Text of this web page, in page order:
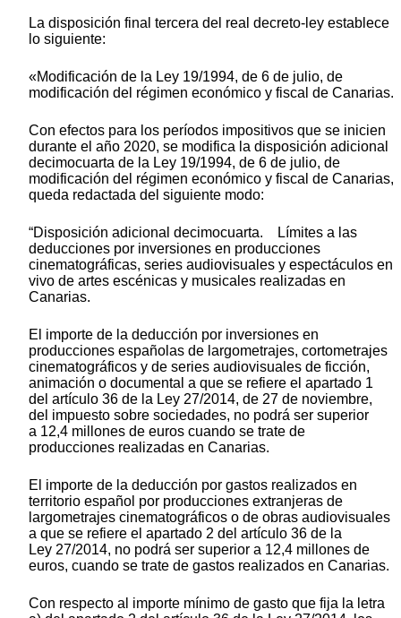
La disposición final tercera del real decreto-ley establece
lo siguiente:
«Modificación de la Ley 19/1994, de 6 de julio, de
modificación del régimen económico y fiscal de Canarias.
Con efectos para los períodos impositivos que se inicien
durante el año 2020, se modifica la disposición adicional
decimocuarta de la Ley 19/1994, de 6 de julio, de
modificación del régimen económico y fiscal de Canarias,
queda redactada del siguiente modo:
“Disposición adicional decimocuarta. Límites a las
deducciones por inversiones en producciones
cinematográficas, series audiovisuales y espectáculos en
vivo de artes escénicas y musicales realizadas en
Canarias.
El importe de la deducción por inversiones en
producciones españolas de largometrajes, cortometrajes
cinematográficos y de series audiovisuales de ficción,
animación o documental a que se refiere el apartado 1
del artículo 36 de la Ley 27/2014, de 27 de noviembre,
del impuesto sobre sociedades, no podrá ser superior
a 12,4 millones de euros cuando se trate de
producciones realizadas en Canarias.
El importe de la deducción por gastos realizados en
territorio español por producciones extranjeras de
largometrajes cinematográficos o de obras audiovisuales
a que se refiere el apartado 2 del artículo 36 de la
Ley 27/2014, no podrá ser superior a 12,4 millones de
euros, cuando se trate de gastos realizados en Canarias.
Con respecto al importe mínimo de gasto que fija la letra